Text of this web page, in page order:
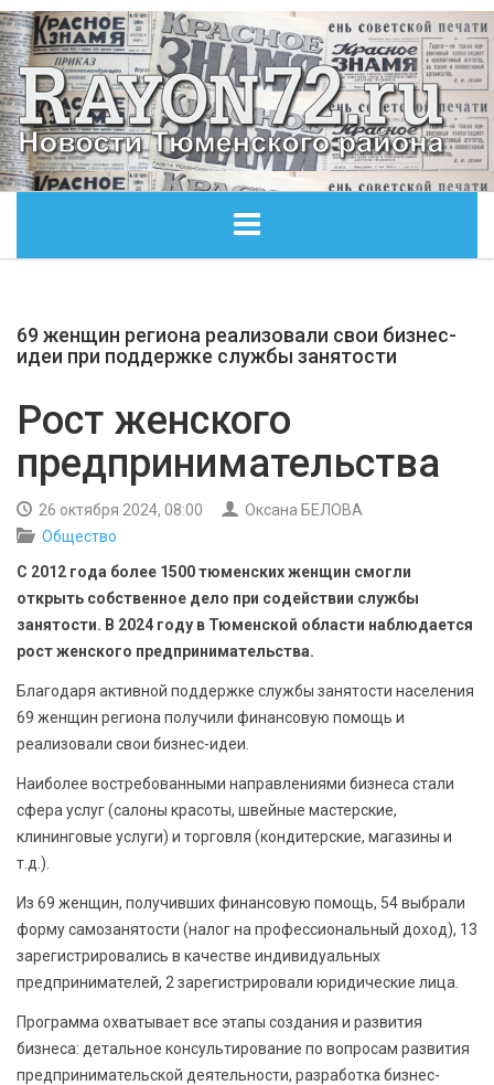
ОБЩЕСТВО
КУЛЬТУРА
БЕЗОПАСНОСТЬ
СПОРТ
АРХИВ PDF
69 женщин региона реализовали свои бизнес-
идеи при поддержке службы занятости
Рост женского
предпринимательства
26 октября 2024, 08:00
Оксана БЕЛОВА
Общество
С 2012 года более 1500 тюменских женщин смогли
открыть собственное дело при содействии службы
занятости. В 2024 году в Тюменской области наблюдается
рост женского предпринимательства.
Благодаря активной поддержке службы занятости населения
69 женщин региона получили финансовую помощь и
реализовали свои бизнес-идеи.
Наиболее востребованными направлениями бизнеса стали
сфера услуг (салоны красоты, швейные мастерские,
клининговые услуги) и торговля (кондитерские, магазины и
т.д.).
Из 69 женщин, получивших финансовую помощь, 54 выбрали
форму самозанятости (налог на профессиональный доход), 13
зарегистрировались в качестве индивидуальных
предпринимателей, 2 зарегистрировали юридические лица.
Программа охватывает все этапы создания и развития
бизнеса: детальное консультирование по вопросам развития
предпринимательской деятельности, разработка бизнес-